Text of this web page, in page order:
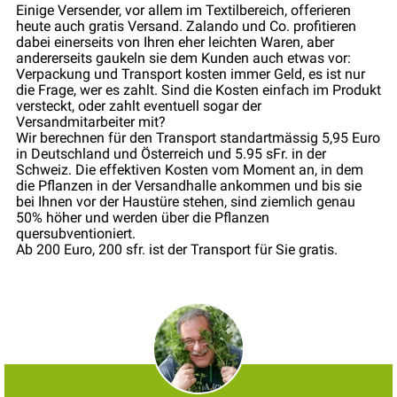
Einige Versender, vor allem im Textilbereich, offerieren
heute auch gratis Versand. Zalando und Co. profitieren
dabei einerseits von Ihren eher leichten Waren, aber
andererseits gaukeln sie dem Kunden auch etwas vor:
Verpackung und Transport kosten immer Geld, es ist nur
die Frage, wer es zahlt. Sind die Kosten einfach im Produkt
versteckt, oder zahlt eventuell sogar der
Versandmitarbeiter mit?
Wir berechnen für den Transport standartmässig 5,95 Euro
in Deutschland und Österreich und 5.95 sFr. in der
Schweiz. Die effektiven Kosten vom Moment an, in dem
die Pflanzen in der Versandhalle ankommen und bis sie
bei Ihnen vor der Haustüre stehen, sind ziemlich genau
50% höher und werden über die Pflanzen
quersubventioniert.
Ab 200 Euro, 200 sfr. ist der Transport für Sie gratis.